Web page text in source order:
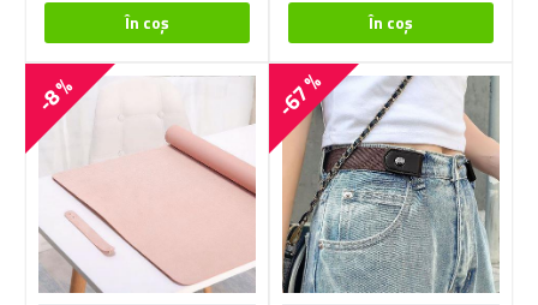
-8 % -67 %